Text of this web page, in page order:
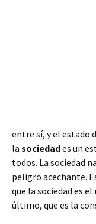
entre sí, y el estado
la sociedades un
todos. La sociedad
peligro acechante.
que la sociedad es el
último, que es la